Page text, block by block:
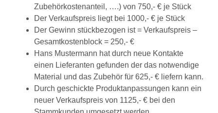
Zubehörkostenanteil, ….) von 750,- € je Stück
Der Verkaufspreis liegt bei 1000,- € je Stück
Der Gewinn stückbezogen ist = Verkaufspreis –
Gesamtkostenblock = 250,- €
Hans Mustermann hat durch neue Kontakte
einen Lieferanten gefunden der das notwendige
Material und das Zubehör für 625,- € liefern kann.
Durch geschickte Produktanpassungen kann ein
neuer Verkaufspreis von 1125,- € bei den